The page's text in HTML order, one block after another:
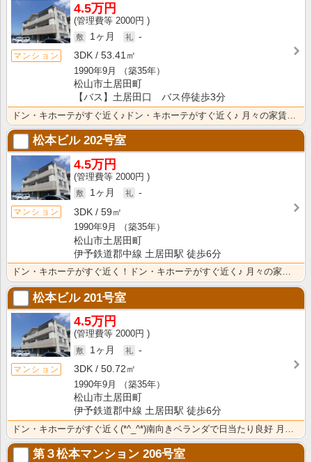
マンション
4.5万円
2000円
1ヶ月
-
3DK
53.41㎡
1990年9月
（築35年）
松山市土居田町
【バス】土居田口 バス停徒歩3分
ドン・キホーテがすぐ近く♪ドン・キホーテがすぐ近く♪ 月々の家賃+5,000円でペット（犬・猫）可
松本ビル202号室
マンション
4.5万円
2000円
1ヶ月
-
3DK
59㎡
1990年9月
（築35年）
松山市土居田町
伊予鉄道郡中線 土居田駅 徒歩6分
ドン・キホーテがすぐ近く！ドン・キホーテがすぐ近く♪ 月々の家賃+5,000円でペット（犬・猫）可
松本ビル201号室
マンション
4.5万円
2000円
1ヶ月
-
3DK
50.72㎡
1990年9月
（築35年）
松山市土居田町
伊予鉄道郡中線 土居田駅 徒歩6分
ドン・キホーテがすぐ近く(*^_^*)南向きベランダで日当たり良好 月々の家賃+5,000円でペット･･･
第３松本マンション 206号室